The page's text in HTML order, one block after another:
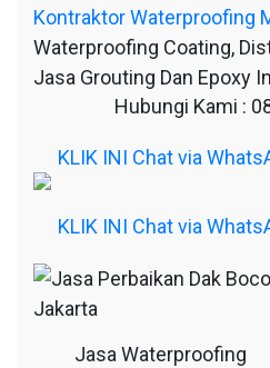
Kontraktor Waterproofing
Waterproofing Coating,
Jasa Grouting Dan Epoxy
Hubungi Kami :
KLIK INI Chat via
KLIK INI Chat via
Jasa Waterproofing